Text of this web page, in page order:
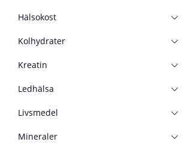
Hälsokost
Kolhydrater
Kreatin
Ledhälsa
Livsmedel
Mineraler